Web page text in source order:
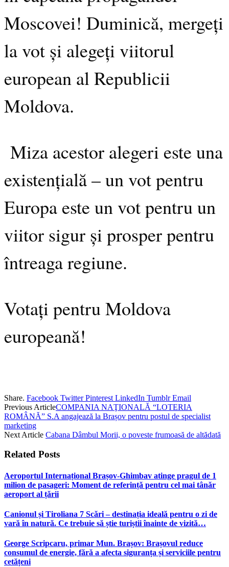
Moscovei! Duminică, mergeți
la vot și alegeți viitorul
european al Republicii
Moldova.
Miza acestor alegeri este una
existențială – un vot pentru
Europa este un vot pentru un
viitor sigur și prosper pentru
întreaga regiune.
Votați pentru Moldova
europeană!
Share. Facebook Twitter Pinterest LinkedIn Tumblr Email
Previous ArticleCOMPANIA NAŢIONALĂ “LOTERIA
ROMÂNĂ” S.A angajează la Brașov pentru postul de specialist
marketing
Next Article Cabana Dâmbul Morii, o poveste frumoasă de altădată
Related Posts
Aeroportul Internațional Brașov‑Ghimbav atinge pragul de 1
milion de pasageri: Moment de referință pentru cel mai tânăr
aeroport al țării
Canionul și Tiroliana 7 Scări – destinația ideală pentru o zi de
vară în natură. Ce trebuie să știe turiștii înainte de vizită…
George Scripcaru, primar Mun. Brașov: Brașovul reduce
consumul de energie, fără a afecta siguranța și serviciile pentru
cetățeni